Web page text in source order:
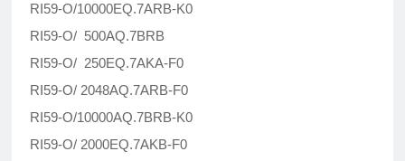
RI59-O/10000EQ.7ARB-K0
RI59-O/ 500AQ.7BRB
RI59-O/ 250EQ.7AKA-F0
RI59-O/ 2048AQ.7ARB-F0
RI59-O/10000AQ.7BRB-K0
RI59-O/ 2000EQ.7AKB-F0